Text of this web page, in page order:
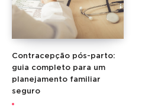
Contracepção pós-parto:
guia completo para um
planejamento familiar
seguro